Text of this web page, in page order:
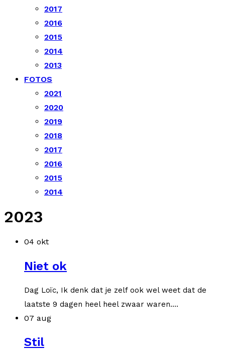
2017
2016
2015
2014
2013
FOTOS
2021
2020
2019
2018
2017
2016
2015
2014
2023
04 okt
Niet ok
Dag Loïc, Ik denk dat je zelf ook wel weet dat de
laatste 9 dagen heel heel zwaar waren.…
07 aug
Stil